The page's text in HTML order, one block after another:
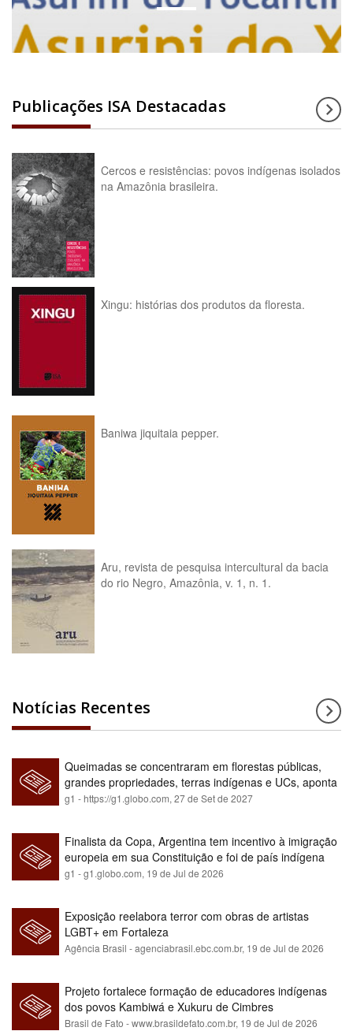
Publicações ISA Destacadas
Cercos e resistências: povos indígenas isolados
na Amazônia brasileira.
Xingu: histórias dos produtos da floresta.
Baniwa jiquitaia pepper.
Aru, revista de pesquisa intercultural da bacia
do rio Negro, Amazônia, v. 1, n. 1.
Notícias Recentes
Queimadas se concentraram em florestas públicas,
grandes propriedades, terras indígenas e UCs, aponta
relatório
g1 - https://g1.globo.com,27 de Set de 2027
Finalista da Copa, Argentina tem incentivo à imigração
europeia em sua Constituição e foi de país indígena
para maioria branca
g1 - g1.globo.com, 19 de Jul de 2026
Exposição reelabora terror com obras de artistas
LGBT+ em Fortaleza
Agência Brasil - agenciabrasil.ebc.com.br, 19 de Jul de 2026
Projeto fortalece formação de educadores indígenas
dos povos Kambiwá e Xukuru de Cimbres
Brasil de Fato - www.brasildefato.com.br, 19 de Jul de 2026